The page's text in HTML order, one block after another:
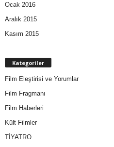
Ocak 2016
Aralık 2015
Kasım 2015
Kategoriler
Film Eleştirisi ve Yorumlar
Film Fragmanı
Film Haberleri
Kült Filmler
TİYATRO